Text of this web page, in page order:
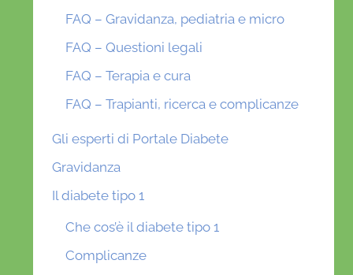
FAQ – Gravidanza, pediatria e micro
FAQ – Questioni legali
FAQ – Terapia e cura
FAQ – Trapianti, ricerca e complicanze
Gli esperti di Portale Diabete
Gravidanza
Il diabete tipo 1
Che cos’è il diabete tipo 1
Complicanze